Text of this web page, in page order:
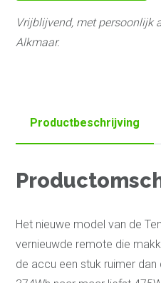
Vrijblijvend, met persoonlijk
Alkmaar.
Productbeschrijving
Het nieuwe model van de
vernieuwde remote die
de accu een stuk ruimer